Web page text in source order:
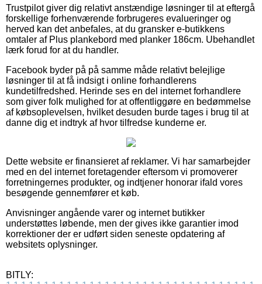
Trustpilot giver dig relativt anstændige løsninger til at eftergå
forskellige forhenværende forbrugeres evalueringer og
herved kan det anbefales, at du gransker e-butikkens
omtaler af Plus plankebord med planker 186cm. Ubehandlet
lærk forud for at du handler.
Facebook byder på på samme måde relativt belejlige
løsninger til at få indsigt i online forhandlerens
kundetilfredshed. Herinde ses en del internet forhandlere
som giver folk mulighed for at offentliggøre en bedømmelse
af købsoplevelsen, hvilket desuden burde tages i brug til at
danne dig et indtryk af hvor tilfredse kunderne er.
Dette website er finansieret af reklamer. Vi har samarbejder
med en del internet foretagender eftersom vi promoverer
forretningernes produkter, og indtjener honorar ifald vores
besøgende gennemfører et køb.
Anvisninger angående varer og internet butikker
understøttes løbende, men der gives ikke garantier imod
korrektioner der er udført siden seneste opdatering af
websitets oplysninger.
BITLY: